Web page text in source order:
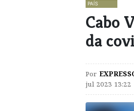
PAÍS
Cabo
da
Por
jul 2023 13:22